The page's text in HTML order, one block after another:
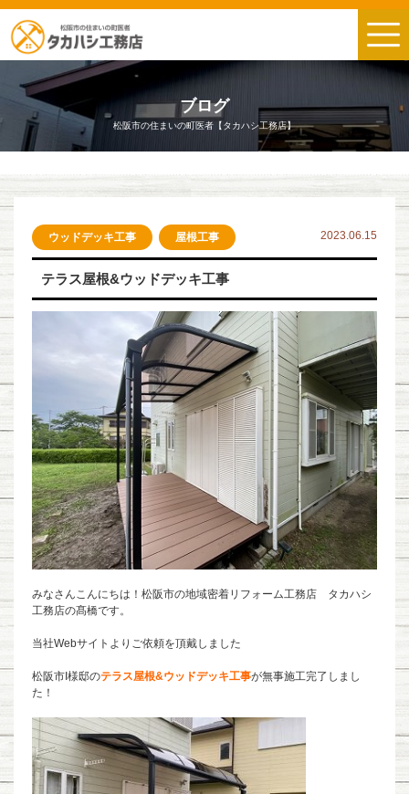
ブログ
松阪市の住まいの町医者【タカハシ工務店】
ウッドデッキ工事 屋根工事 2023.06.15
テラス屋根&ウッドデッキ工事
みなさんこんにちは！松阪市の地域密着リフォーム工務店 タカハシ
工務店の髙橋です。
当社Webサイトより ご依頼を頂戴しました
松阪市I様邸のテラス屋根&ウッドデッキ工事が無事施工完了しまし
た！